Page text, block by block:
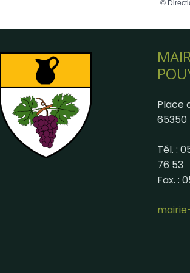
©
Place
65350
Tél. :
76 53
Fax. :